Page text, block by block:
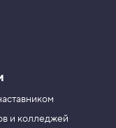
и колледжей